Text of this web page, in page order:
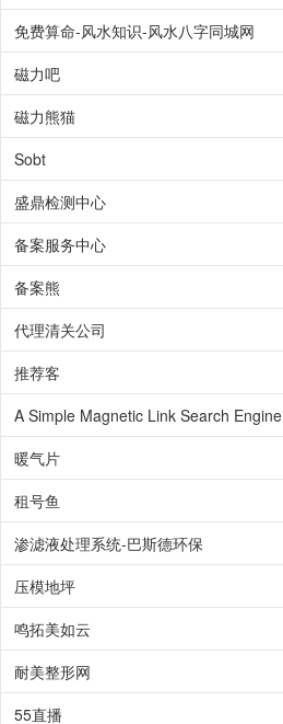
免费算命-风水知识-风水八字同城网
磁力吧
磁力熊猫
Sobt
盛鼎检测中心
备案服务中心
备案熊
代理清关公司
推荐客
A Simple Magnetic Link Search Engine
暖气片
租号鱼
渗滤液处理系统-巴斯德环保
压模地坪
鸣拓美如云
耐美整形网
55直播